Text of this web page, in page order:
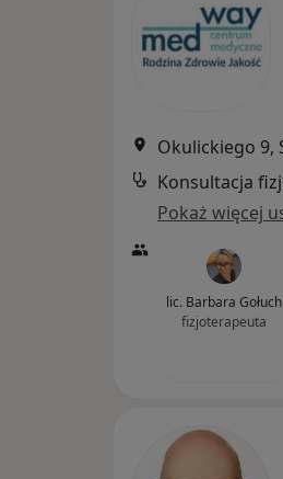
Okulickiego 9,
Konsultacja
Pokaż więcej
lic. Barbara Gołuch
fizjoterapeuta